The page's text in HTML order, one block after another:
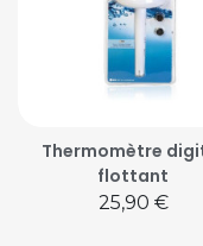
Thermomètre
flottant
Prix
25,90 €